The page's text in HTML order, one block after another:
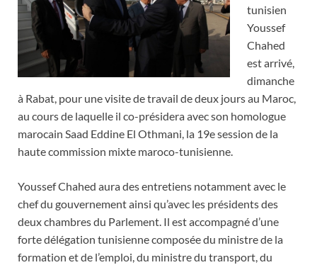
tunisien
Youssef
Chahed
est arrivé,
dimanche
à Rabat, pour une visite de travail de deux jours au Maroc,
au cours de laquelle il co-présidera avec son homologue
marocain Saad Eddine El Othmani, la 19e session de la
haute commission mixte maroco-tunisienne.
Youssef Chahed aura des entretiens notamment avec le
chef du gouvernement ainsi qu’avec les présidents des
deux chambres du Parlement. Il est accompagné d’une
forte délégation tunisienne composée du ministre de la
formation et de l’emploi, du ministre du transport, du